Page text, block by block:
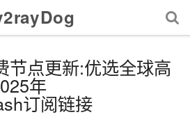
节点更新:优选全球高
年
订阅链接